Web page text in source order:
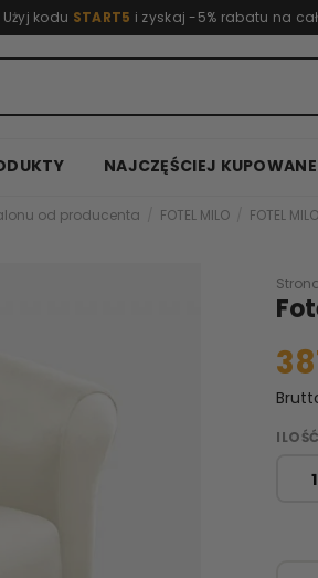
kodu START5 i zyskaj -5% rabatu na
NAJCZĘŚCIEJ KUPOWANE
od producenta FOTEL MILO FOTEL
ILOŚĆ